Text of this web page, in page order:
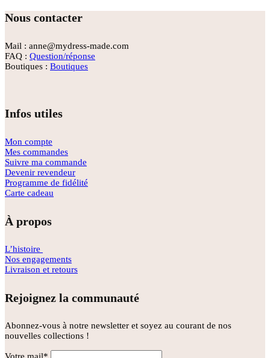
Nous contacter
Mail : anne@mydress-made.com
FAQ : Question/réponse
Boutiques : Boutiques
Infos utiles
Mon compte
Mes commandes
Suivre ma commande
Devenir revendeur
Programme de fidélité
Carte cadeau
À propos
L’histoire
Nos engagements
Livraison et retours
Rejoignez la communauté
Abonnez-vous à notre newsletter et soyez au courant de nos
nouvelles collections !